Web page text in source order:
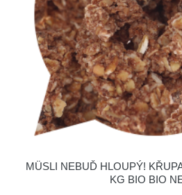
MÜSLI NEBUĎ HLOUPÝ!
KG BIO BIO